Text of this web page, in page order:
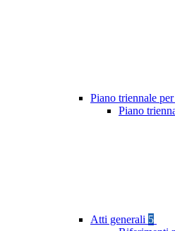
Piano triennale
Piano
Atti generali 5